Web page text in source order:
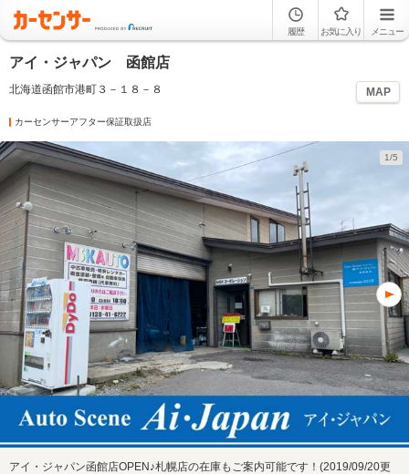
履歴 お気に入り メニュー
アイ・ジャパン 函館店
北海道函館市港町３－１８－８ MAP
カーセンサーアフター保証取扱店
1/5
アイ・ジャパン函館店OPEN♪札幌店の在庫もご案内可能です！(2019/09/20更